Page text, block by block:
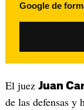
Google de
El juez Juan
de las defensas y